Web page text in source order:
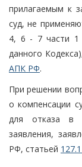
прилагаемым к
суд, не
4, 6 - 7 части 1
данного
АПК РФ.
При решении
о компенсации
для отказа в
заявления,
РФ, статьей